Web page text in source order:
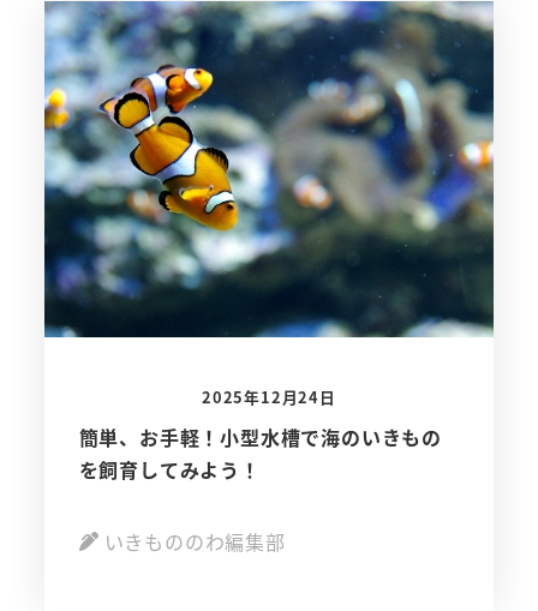
2025年12月24日
簡単、お手軽！小型水槽で海のいきもの
を飼育してみよう！
いきもののわ編集部